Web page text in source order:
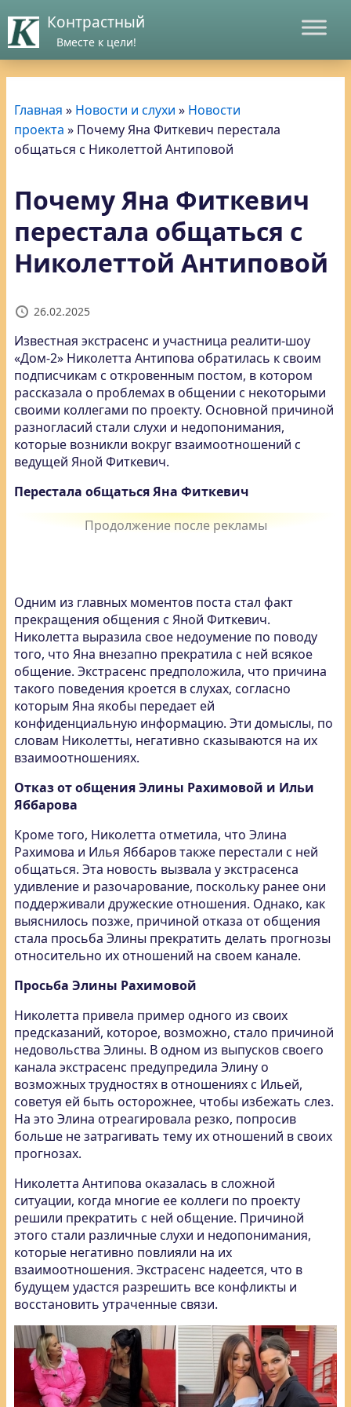
Контрастный
Вместе к цели!
Главная » Новости и слухи » Новости
проекта » Почему Яна Фиткевич перестала
общаться с Николеттой Антиповой
Почему Яна Фиткевич
перестала общаться с
Николеттой Антиповой
26.02.2025
Известная экстрасенс и участница реалити-шоу
«Дом-2» Николетта Антипова обратилась к своим
подписчикам с откровенным постом, в котором
рассказала о проблемах в общении с некоторыми
своими коллегами по проекту. Основной причиной
разногласий стали слухи и недопонимания,
которые возникли вокруг взаимоотношений с
ведущей Яной Фиткевич.
Перестала общаться Яна Фиткевич
Одним из главных моментов поста стал факт
прекращения общения с Яной Фиткевич.
Николетта выразила свое недоумение по поводу
того, что Яна внезапно прекратила с ней всякое
общение. Экстрасенс предположила, что причина
такого поведения кроется в слухах, согласно
которым Яна якобы передает ей
конфиденциальную информацию. Эти домыслы, по
словам Николетты, негативно сказываются на их
взаимоотношениях.
Отказ от общения Элины Рахимовой и Ильи
Яббарова
Кроме того, Николетта отметила, что Элина
Рахимова и Илья Яббаров также перестали с ней
общаться. Эта новость вызвала у экстрасенса
удивление и разочарование, поскольку ранее они
поддерживали дружеские отношения. Однако, как
выяснилось позже, причиной отказа от общения
стала просьба Элины прекратить делать прогнозы
относительно их отношений на своем канале.
Просьба Элины Рахимовой
Николетта привела пример одного из своих
предсказаний, которое, возможно, стало причиной
недовольства Элины. В одном из выпусков своего
канала экстрасенс предупредила Элину о
возможных трудностях в отношениях с Ильей,
советуя ей быть осторожнее, чтобы избежать слез.
На это Элина отреагировала резко, попросив
больше не затрагивать тему их отношений в своих
прогнозах.
Николетта Антипова оказалась в сложной
ситуации, когда многие ее коллеги по проекту
решили прекратить с ней общение. Причиной
этого стали различные слухи и недопонимания,
которые негативно повлияли на их
взаимоотношения. Экстрасенс надеется, что в
будущем удастся разрешить все конфликты и
восстановить утраченные связи.